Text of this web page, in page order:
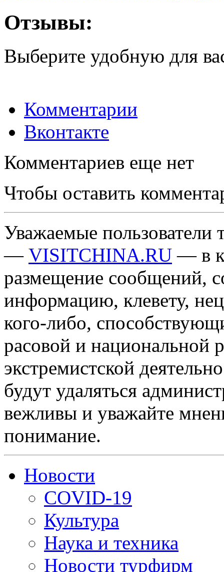
Отзывы:
Выберите удобную для
Комментарии
Вконтакте
Комментариев еще нет
Чтобы оставить
Уважаемые пользователи
— VISITCHINA.RU — в
размещение сообщений,
информацию, клевету,
кого-либо,
расовой и национальной
экстремистской
будут удаляться
вежливы и уважайте
понимание.
Новости
COVID-19
Культура
Наука и техника
Новости турфирм